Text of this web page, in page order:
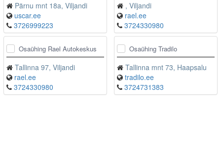
Pärnu mnt 18a, Viljandi
uscar.ee
3726999223
, Viljandi
rael.ee
3724330980
Osaühing Rael Autokeskus
Tallinna 97, Viljandi
rael.ee
3724330980
Osaühing Tradilo
Tallinna mnt 73, Haapsalu
tradilo.ee
3724731383